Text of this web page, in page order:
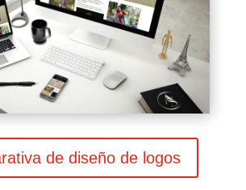
de diseño de logos